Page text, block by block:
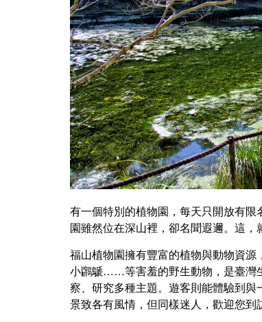
有一個特別的植物園，每天只開放有
園雖然位在深山裡，卻名聞遐邇。這，
福山植物園擁有豐富的植物與動物資源
小鸊鷈……等害羞的野生動物，是臺灣
察、研究多種主題。遊客則能體驗到
景致各有風情，但同樣迷人，歡迎您到